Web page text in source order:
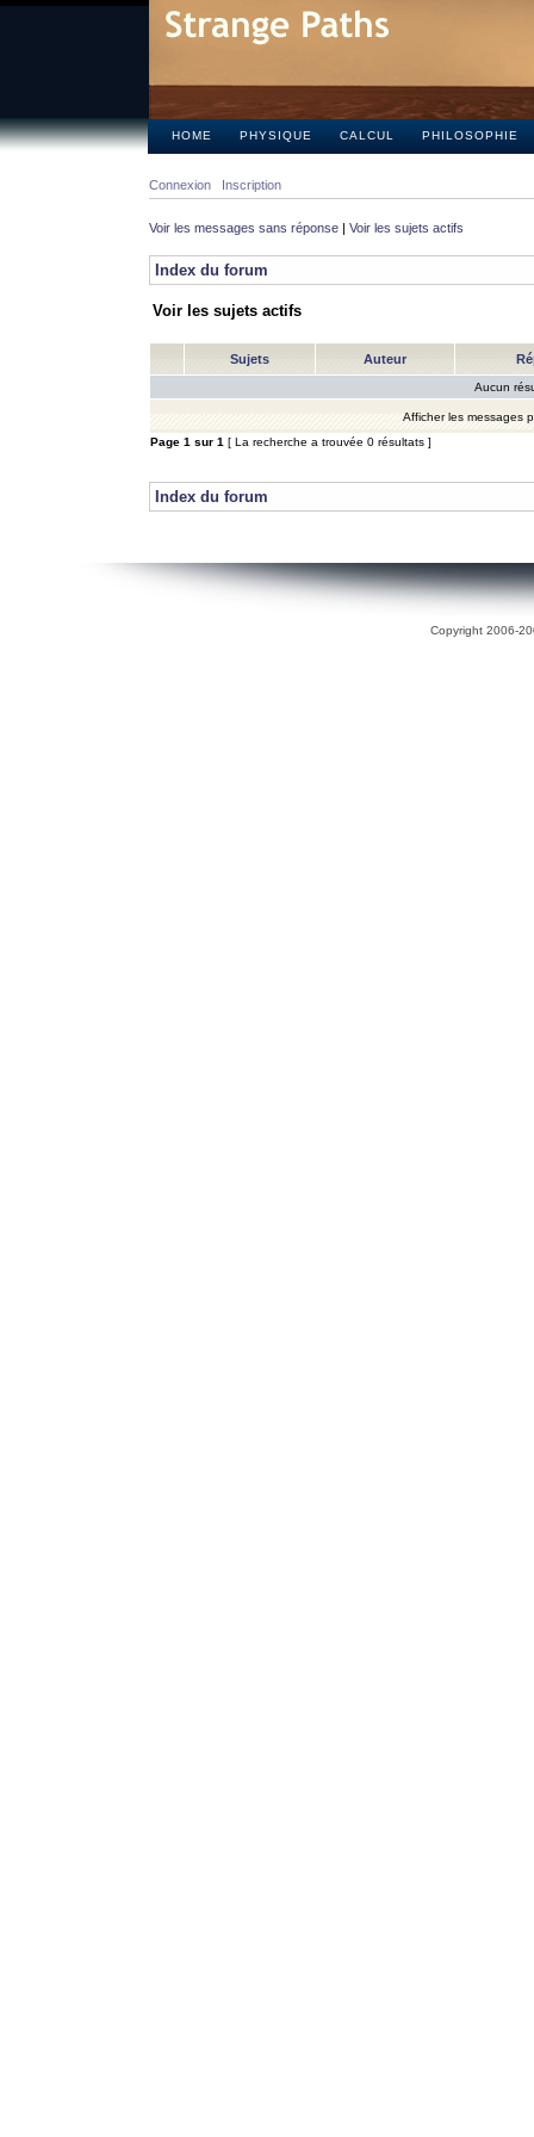
HOME PHYSIQUE CALCUL PHILOSOPHIE
Connexion Inscription
Voir les messages sans réponse | Voir les sujets actifs
Index du forum
Voir les sujets actifs
Sujets Auteur
Aucun
Afficher les messages
Page 1 sur 1 [ La recherche a trouvée 0 résultats ]
Index du forum
Copyright 2006-